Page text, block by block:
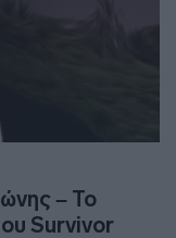
– Το
Survivor